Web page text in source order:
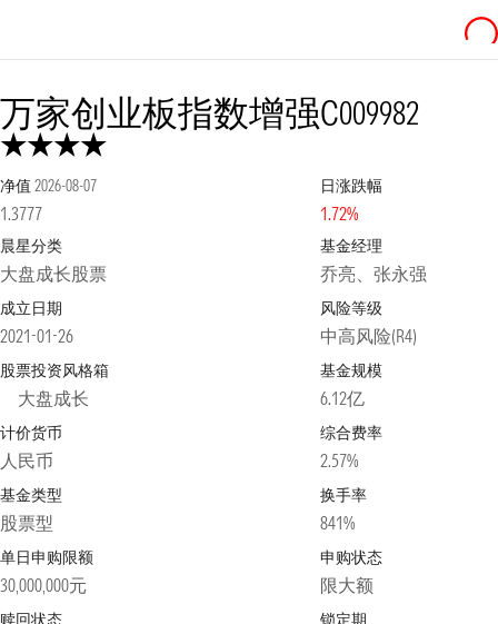
万家创业板指数增强C009982
净值 2026-08-07
1.3777
日涨跌幅
1.72%
晨星分类
大盘成长股票
基金经理
乔亮、张永强
成立日期
2021-01-26
风险等级
中高风险(R4)
股票投资风格箱
大盘成长
基金规模
6.12亿
计价货币
人民币
综合费率
2.57%
基金类型
股票型
换手率
841%
单日申购限额
30,000,000元
申购状态
限大额
赎回状态 锁定期